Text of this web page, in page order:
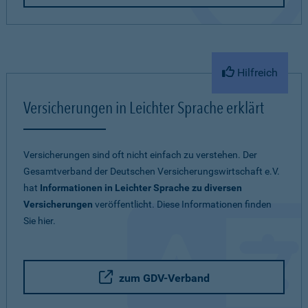
Hilfreich
Versicherungen in Leichter Sprache erklärt
Versicherungen sind oft nicht einfach zu verstehen. Der
Gesamtverband der Deutschen Versicherungswirtschaft e.V.
hat Informationen in Leichter Sprache zu diversen
Versicherungen veröffentlicht. Diese Informationen finden
Sie hier.
zum GDV-Verband